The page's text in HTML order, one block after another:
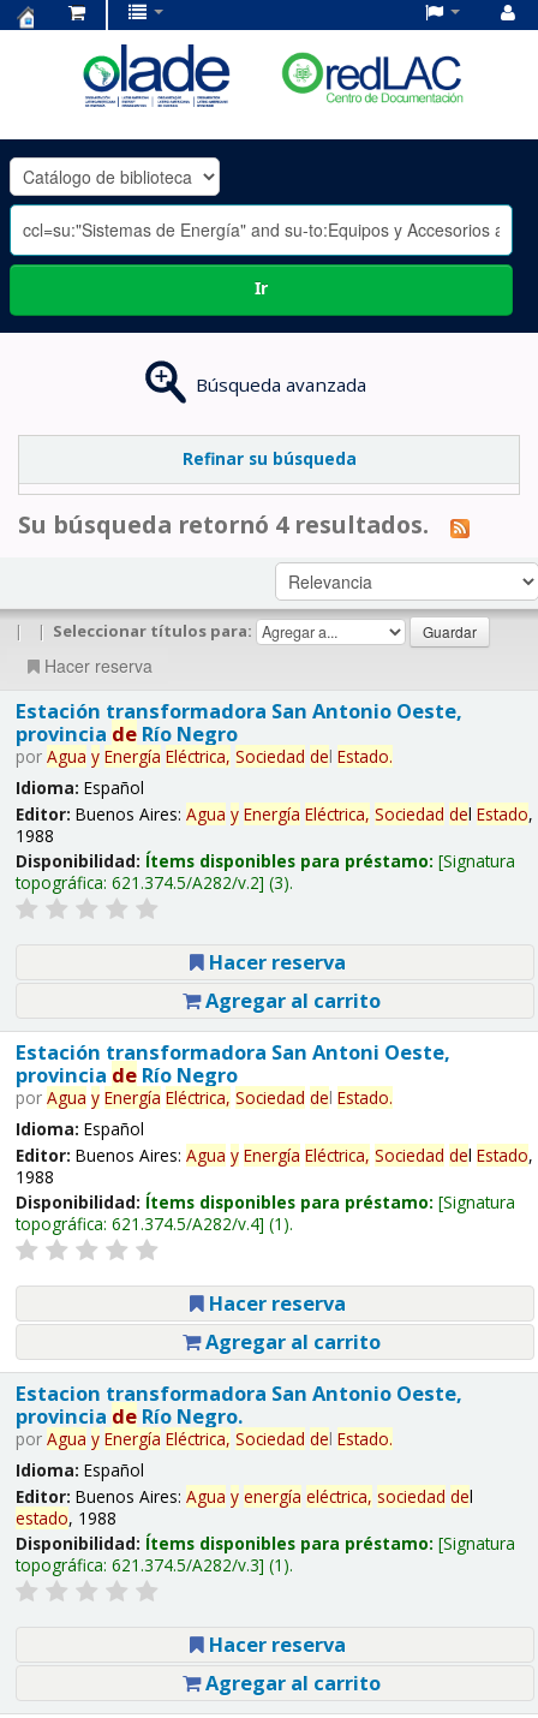
OLADE
-
Ir
Búsqueda avanzada
Refinar su búsqueda
Su búsqueda retornó 4 resultados.
| | Seleccionar títulos para:
Hacer reserva
Estación transformadora San Antonio Oeste,
provincia deRío Negro
por Agua y Energía Eléctrica, Sociedad del Estado.
Idioma: Español
Editor: Buenos Aires: Agua y Energía Eléctrica, Sociedad del Estado,
1988
Disponibilidad: Ítems disponibles para préstamo: Signatura
topográfica: 621.374.5/A282/v.2 (3).
Hacer reserva
Agregar al carrito
Estación transformadora San Antoni Oeste,
provincia deRío Negro
por Agua y Energía Eléctrica, Sociedad del Estado.
Idioma: Español
Editor: Buenos Aires: Agua y Energía Eléctrica, Sociedad del Estado,
1988
Disponibilidad: Ítems disponibles para préstamo: Signatura
topográfica: 621.374.5/A282/v.4 (1).
Hacer reserva
Agregar al carrito
Estacion transformadora San Antonio Oeste,
provincia deRío Negro.
por Agua y Energía Eléctrica, Sociedad del Estado.
Idioma: Español
Editor: Buenos Aires: Agua y energía eléctrica, sociedad del
estado, 1988
Disponibilidad: Ítems disponibles para préstamo: Signatura
topográfica: 621.374.5/A282/v.3 (1).
Hacer reserva
Agregar al carrito